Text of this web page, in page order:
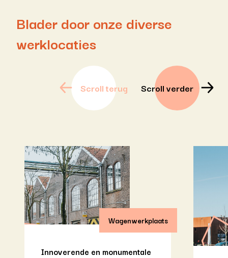
Blader door onze diverse
werklocaties
Scroll terug Scroll verder
Wagenwerkplaats
Innoverende en monumentale